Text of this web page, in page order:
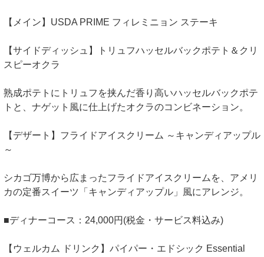
【メイン】USDA PRIME フィレミニョン ステーキ
【サイドディッシュ】トリュフハッセルバックポテト＆クリ
スピーオクラ
熟成ポテトにトリュフを挟んだ香り高いハッセルバックポテ
トと、ナゲット風に仕上げたオクラのコンビネーション。
【デザート】フライドアイスクリーム ～キャンディアップル
～
シカゴ万博から広まったフライドアイスクリームを、アメリ
カの定番スイーツ「キャンディアップル」風にアレンジ。
■ディナーコース：24,000円(税金・サービス料込み)
【ウェルカム ドリンク】パイパー・エドシック Essential